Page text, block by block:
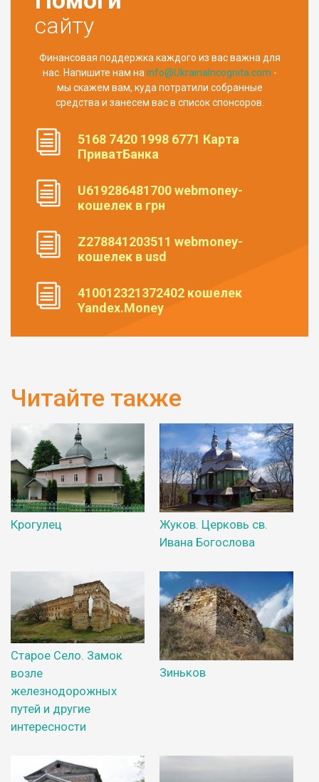
сайту
Финансовая поддержка каждого из вас важна для
нас. Напишите нам на info@UkrainaIncognita.com -
мы скажем вам, куда потратили собранные
средства и занесем вас в список спонсоров.
5168 7420 1998 6771 Карта
ПриватБанка
U619286481700 webmoney-
кошелек в грн
Z278841203511 webmoney-
кошелек в usd
410012321372402 кошелек
Yandex.Money
Читайте также
Крогулец
Жуков. Церковь св.
Ивана Богослова
Старое Село. Замок
возле
железнодорожных
путей и другие
интересности
Зиньков